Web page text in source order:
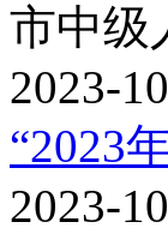
市中级
2023-
“2023
2023-